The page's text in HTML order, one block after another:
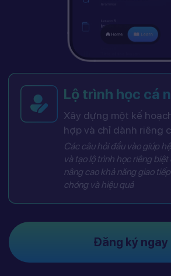
Lộ trình học cá
Xây dựng một kế
hợp và chỉ dành riêng
Các câu hỏi đầu vào giúp
và tạo lộ trình học riêng
nâng cao khả năng giao
chóng và hiệu quả
Đăng ký ngay